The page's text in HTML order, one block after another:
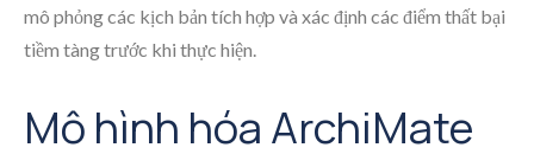
mô phỏng các kịch bản tích hợp và xác định các điểm thất bại
tiềm tàng trước khi thực hiện.
Mô hình hóa ArchiMate